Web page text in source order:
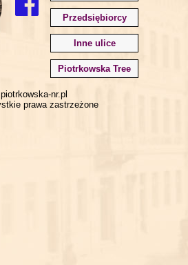
Przedsiębiorcy
Inne ulice
Piotrkowska Tree
piotrkowska-nr.pl
prawa zastrzeżone